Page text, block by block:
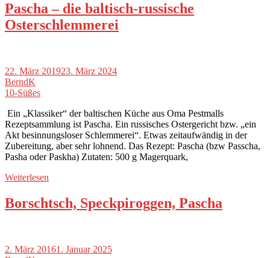
Pascha – die baltisch-russische
Osterschlemmerei
22. März 201923. März 2024
BerndK
10-Süßes
Ein „Klassiker“ der baltischen Küche aus Oma Pestmalls
Rezeptsammlung ist Pascha. Ein russisches Ostergericht bzw. „ein
Akt besinnungsloser Schlemmerei“. Etwas zeitaufwändig in der
Zubereitung, aber sehr lohnend. Das Rezept: Pascha (bzw Passcha,
Pasha oder Paskha) Zutaten: 500 g Magerquark,
Weiterlesen
Borschtsch, Speckpiroggen, Pascha
2. März 20161. Januar 2025